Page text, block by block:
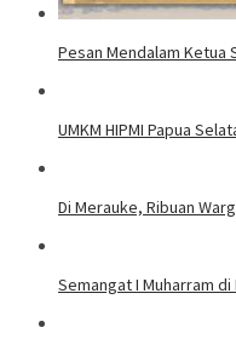
Pesan Mendalam Ketua
UMKM HIPMI Papua
Di Merauke, Ribuan
Semangat I Muharram